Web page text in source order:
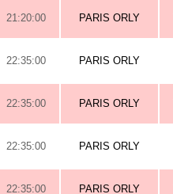
21:20:00 PARIS ORLY
22:35:00 PARIS ORLY
22:35:00 PARIS ORLY
22:35:00 PARIS ORLY
22:35:00 PARIS ORLY